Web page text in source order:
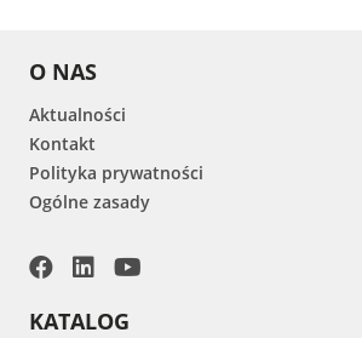
O NAS
Aktualności
Kontakt
Polityka prywatności
Ogólne zasady
KATALOG